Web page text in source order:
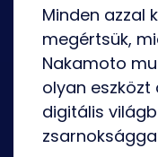
Minden azzal
megértsük,
Nakamoto
olyan eszközt
digitális